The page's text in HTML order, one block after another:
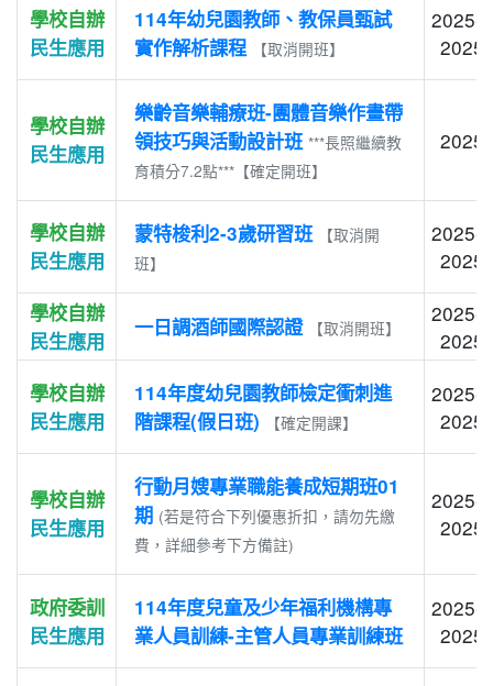
學校自辦
民生應用
114年幼兒園教師、教保員甄試
實作解析課程
【取消開班】
2025-
學校自辦
民生應用
樂齡音樂輔療班-團體音樂作畫帶
領技巧與活動設計班 ***長照繼續教
育積分7.2點***【確定開班】
學校自辦
民生應用
蒙特梭利2-3歲研習班
【取消開
班】
2025-
學校自辦
民生應用
一日調酒師國際認證 【取消開班】
2025-
學校自辦
民生應用
114年度幼兒園教師檢定衝刺進
階課程(假日班)
【確定開課】
2025-
學校自辦
民生應用
行動月嫂專業職能養成短期班01
期 (若是符合下列優惠折扣，請勿先繳
費，詳細參考下方備註)
2025-
政府委訓
民生應用
114年度兒童及少年福利機構專
業人員訓練-主管人員專業訓練班
2025-